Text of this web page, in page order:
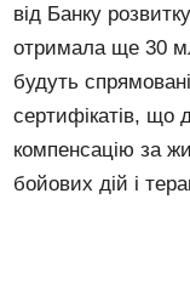
від Банку
отримала ще 30
будуть
сертифікатів, що
компенсацію за
бойових дій і